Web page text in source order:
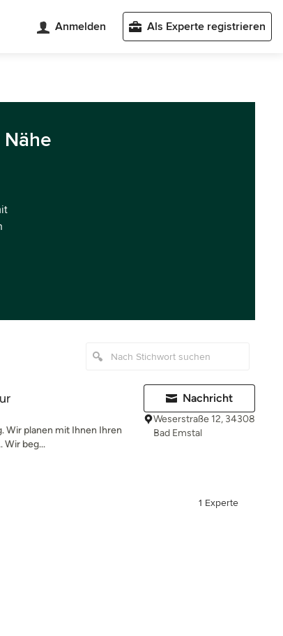
Anmelden Als Experte registrieren
Wir planen mit Ihnen Ihren
Wir beg...
Nachricht
Weserstraße 12, 34308
Bad Emstal
1 Experte